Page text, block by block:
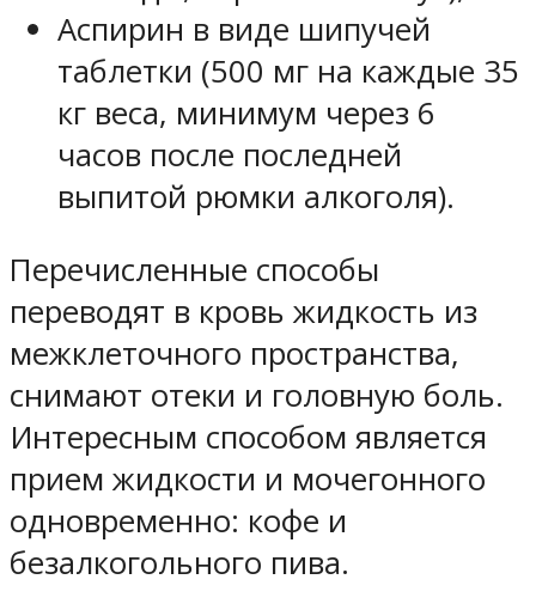
Аспирин в виде шипучей
таблетки (500 мг на каждые 35
кг веса, минимум через 6
часов после последней
выпитой рюмки алкоголя).
Перечисленные способы
переводят в кровь жидкость из
межклеточного пространства,
снимают отеки и головную боль.
Интересным способом является
прием жидкости и мочегонного
одновременно: кофе и
безалкогольного пива.